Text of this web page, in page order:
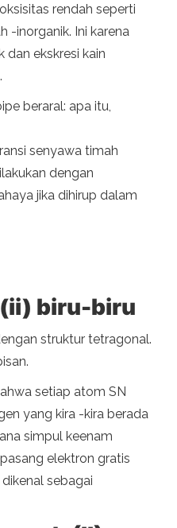
rendah seperti
-inorganik. Ini karena
dan ekskresi kain
beraral: apa itu,
senyawa timah
dengan
jika dihirup dalam
biru-biru
struktur tetragonal.
setiap atom SN
yang kira -kira berada
simpul keenam
elektron gratis
sebagai